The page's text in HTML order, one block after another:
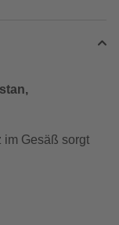
im Gesäß sorgt